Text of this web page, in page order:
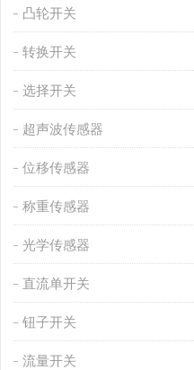
凸轮开关
转换开关
选择开关
超声波传感器
位移传感器
称重传感器
光学传感器
直流单开关
钮子开关
流量开关